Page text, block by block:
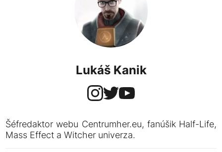
Lukáš Kanik
Šéfredaktor webu Centrumher.eu, fanúšik Half-Life,
Mass Effect a Witcher univerza.